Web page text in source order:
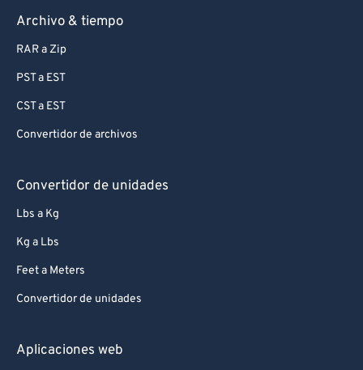
Archivo & tiempo
RAR a Zip
PST a EST
CST a EST
Convertidor de archivos
Convertidor de unidades
Lbs a Kg
Kg a Lbs
Feet a Meters
Convertidor de unidades
Aplicaciones web